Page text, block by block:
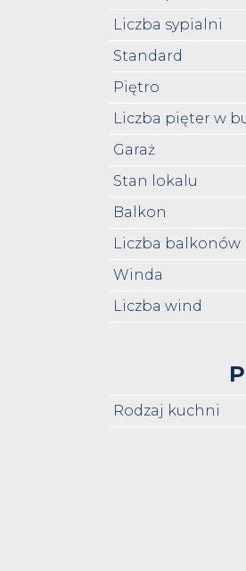
Liczba sypialni
Standard
Piętro
Liczba pięter w
Garaż
Stan lokalu
Balkon
Liczba balkonów
Winda
Liczba wind
Rodzaj kuchni